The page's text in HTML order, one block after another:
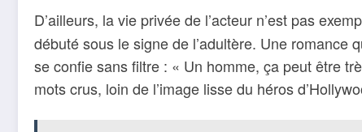
D’ailleurs, la vie privée de l’acteur n’est pas
débuté sous le signe de l’adultère. Une romance
se confie sans filtre : « Un homme, ça peut être
mots crus, loin de l’image lisse du héros